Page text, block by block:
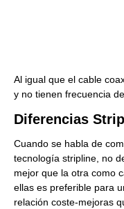
Al igual que el cable
y no tienen frecuencia
Diferencias
Cuando se habla de
tecnología stripline, no
mejor que la otra como
ellas es preferible para
relación coste-mejoras